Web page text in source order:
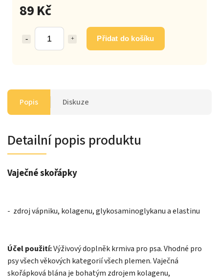
89 Kč
Přidat do košíku
Popis Diskuze
Detailní popis produktu
Vaječné skořápky
- zdroj vápniku, kolagenu, glykosaminoglykanu a elastinu
Účel použití:Výživový doplněk krmiva pro psa. Vhodné pro
psy všech věkových kategorií všech plemen. Vaječná
skořápková blána je bohatým zdrojem kolagenu,